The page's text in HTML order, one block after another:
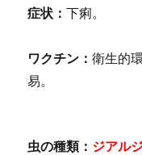
症状：下痢。
ワクチン：衛生的
易。
虫の種類： ジアル